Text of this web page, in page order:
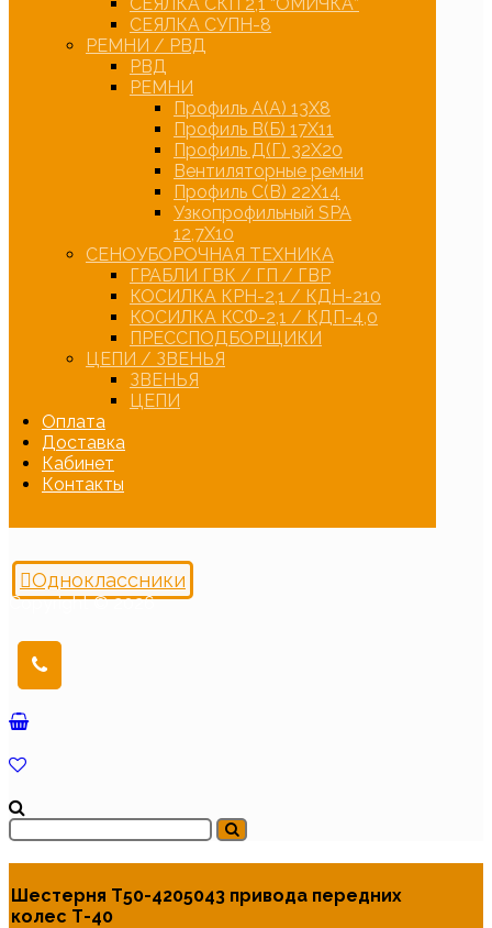
СЕЯЛКА СУПН-8
РЕМНИ / РВД
РВД
РЕМНИ
Профиль А(А) 13Х8
Профиль В(Б) 17Х11
Профиль Д(Г) 32Х20
Вентиляторные ремни
Профиль С(В) 22Х14
Узкопрофильный SPA
12,7Х10
СЕНОУБОРОЧНАЯ ТЕХНИКА
ГРАБЛИ ГВК / ГП / ГВР
КОСИЛКА КРН-2,1 / КДН-210
КОСИЛКА КСФ-2,1 / КДП-4,0
ПРЕССПОДБОРЩИКИ
ЦЕПИ / ЗВЕНЬЯ
ЗВЕНЬЯ
ЦЕПИ
Оплата
Доставка
Кабинет
Контакты
Одноклассники
Copyright © 2026
Шестерня Т50-4205043 привода передних
колес Т-40